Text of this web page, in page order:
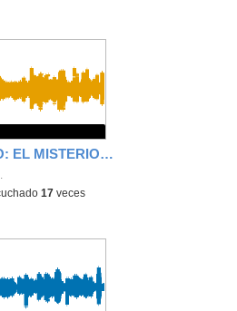
RADIOTEATRO: EL MISTERIO DEL CALCETÍN DESPAREJADO
17 veces